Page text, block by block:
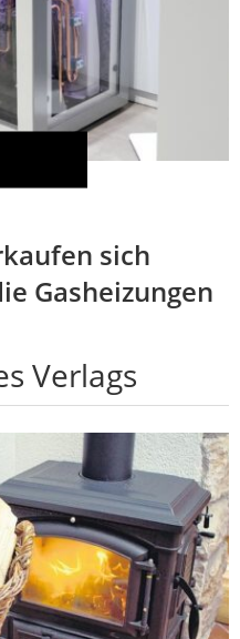
sich
Gasheizungen
Verlags